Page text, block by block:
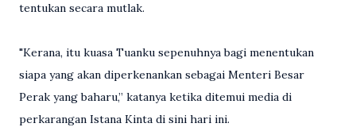
tentukan secara mutlak.
"Kerana, itu kuasa Tuanku sepenuhnya bagi menentukan
siapa yang akan diperkenankan sebagai Menteri Besar
Perak yang baharu,” katanya ketika ditemui media di
perkarangan Istana Kinta di sini hari ini.